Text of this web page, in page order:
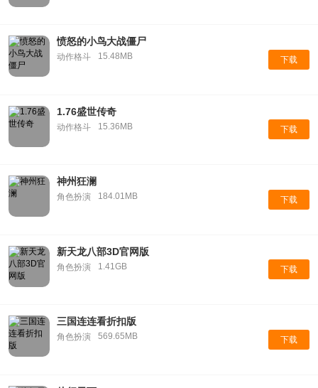
愤怒的小鸟大战僵尸
动作格斗 15.48MB 下载
1.76盛世传奇
动作格斗 15.36MB 下载
神州狂澜
角色扮演 184.01MB 下载
新天龙八部3D官网版
角色扮演 1.41GB 下载
三国连连看折扣版
角色扮演 569.65MB 下载